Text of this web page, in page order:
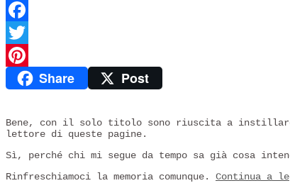
Facebook
Twitter
PinterestShare Post
Bene, con il solo titolo sono riuscita a instillare
lettore di queste pagine.
Sì, perché chi mi segue da tempo sa già cosa
Rinfreschiamoci la memoria comunque. Continua a